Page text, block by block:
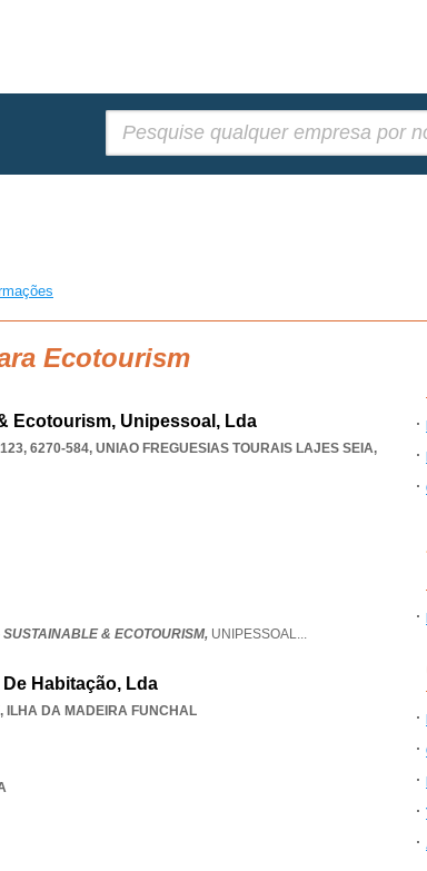
Ecotourism
Ecotourism, Unipessoal, Lda
6270-584, UNIAO FREGUESIAS TOURAIS LAJES SEIA,
& ECOTOURISM, UNIPESSOAL...
Habitação, Lda
, ILHA DA MADEIRA FUNCHAL